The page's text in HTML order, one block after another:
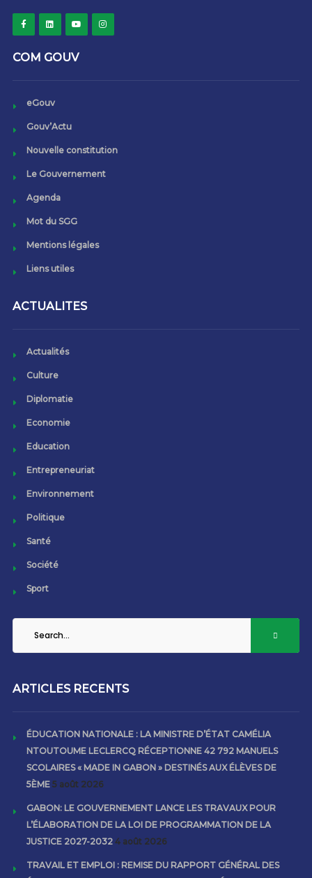
COM GOUV
eGouv
Gouv’Actu
Nouvelle constitution
Le Gouvernement
Agenda
Mot du SGG
Mentions légales
Liens utiles
ACTUALITES
Actualités
Culture
Diplomatie
Economie
Education
Entrepreneuriat
Environnement
Politique
Santé
Société
Sport
ARTICLES RECENTS
ÉDUCATION NATIONALE : LA MINISTRE D’ÉTAT CAMÉLIA
NTOUTOUME LECLERCQ RÉCEPTIONNE 42 792 MANUELS
SCOLAIRES « MADE IN GABON » DESTINÉS AUX ÉLÈVES DE
5ÈME 5 août 2026
GABON: LE GOUVERNEMENT LANCE LES TRAVAUX POUR
L’ÉLABORATION DE LA LOI DE PROGRAMMATION DE LA
JUSTICE 2027-2032 4 août 2026
TRAVAIL ET EMPLOI : REMISE DU RAPPORT GÉNÉRAL DES